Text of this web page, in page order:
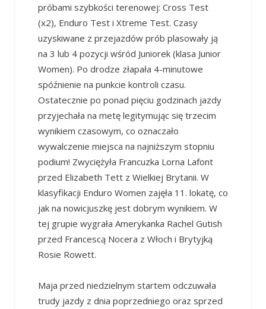
próbami szybkości terenowej: Cross Test
(x2), Enduro Test i Xtreme Test. Czasy
uzyskiwane z przejazdów prób plasowały ją
na 3 lub 4 pozycji wśród Juniorek (klasa Junior
Women). Po drodze złapała 4-minutowe
spóźnienie na punkcie kontroli czasu.
Ostatecznie po ponad pięciu godzinach jazdy
przyjechała na metę legitymując się trzecim
wynikiem czasowym, co oznaczało
wywalczenie miejsca na najniższym stopniu
podium! Zwyciężyła Francuzka Lorna Lafont
przed Elizabeth Tett z Wielkiej Brytanii. W
klasyfikacji Enduro Women zajęła 11. lokatę, co
jak na nowicjuszkę jest dobrym wynikiem. W
tej grupie wygrała Amerykanka Rachel Gutish
przed Francescą Nocera z Włoch i Brytyjką
Rosie Rowett.
Maja przed niedzielnym startem odczuwała
trudy jazdy z dnia poprzedniego oraz sprzed